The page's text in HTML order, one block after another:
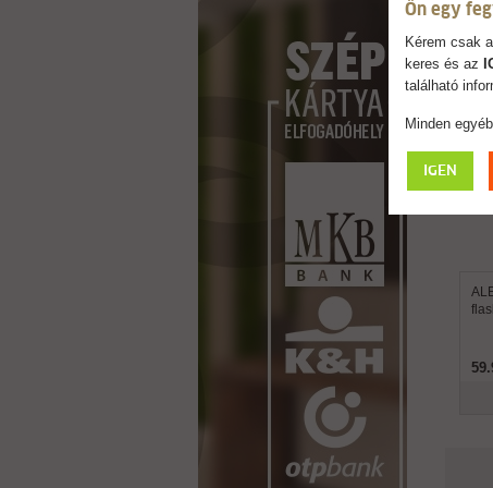
Ön egy
Kérem csak
keres és az
található
Minden
IGEN